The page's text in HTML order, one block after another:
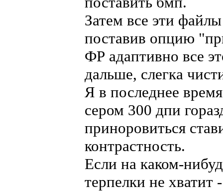
Затем все эти
поставив опцию
ФР адаптивно все
дальше, слегка
Я в последнее
сером 300 дпи
приноровиться
контрастность.
Если на каком-
терпелки не хватит